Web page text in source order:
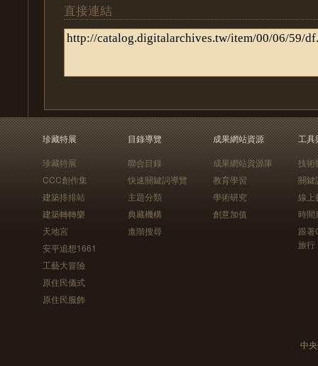
直接連結
珍藏特展
珍藏特展
CCC創作集
建築排排站
建築轉轉樂
天地宮
安平追想1661
工藝大冒險
原住民儀式
原住民服飾
目錄導覽
聯合目錄
快速關鍵詞導覽
主題分類
典藏機構
進階搜尋
成果網站資源
成果網站資源庫
教育學習
學術研究
創意加值
工具
技術
關鍵
線上
時間
跟
旅行
中